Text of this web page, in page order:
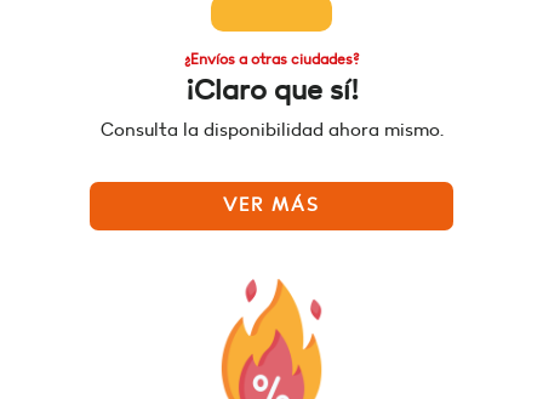
¿Envíos a otras ciudades?
¡Claro que sí!
Consulta la disponibilidad ahora mismo.
VER MÁS